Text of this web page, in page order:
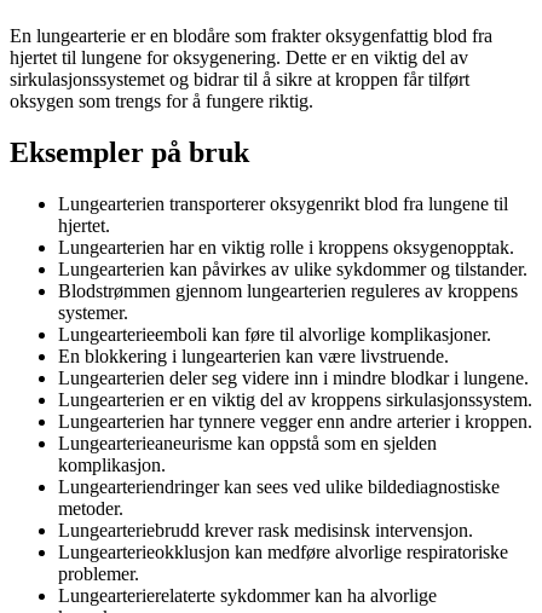
En lungearterie er en blodåre som frakter oksygenfattig blod fra
hjertet til lungene for oksygenering. Dette er en viktig del av
sirkulasjonssystemet og bidrar til å sikre at kroppen får tilført
oksygen som trengs for å fungere riktig.
Eksempler på bruk
Lungearterien transporterer oksygenrikt blod fra lungene til
hjertet.
Lungearterien har en viktig rolle i kroppens oksygenopptak.
Lungearterien kan påvirkes av ulike sykdommer og tilstander.
Blodstrømmen gjennom lungearterien reguleres av kroppens
systemer.
Lungearterieemboli kan føre til alvorlige komplikasjoner.
En blokkering i lungearterien kan være livstruende.
Lungearterien deler seg videre inn i mindre blodkar i lungene.
Lungearterien er en viktig del av kroppens sirkulasjonssystem.
Lungearterien har tynnere vegger enn andre arterier i kroppen.
Lungearterieaneurisme kan oppstå som en sjelden
komplikasjon.
Lungearteriendringer kan sees ved ulike bildediagnostiske
metoder.
Lungearteriebrudd krever rask medisinsk intervensjon.
Lungearterieokklusjon kan medføre alvorlige respiratoriske
problemer.
Lungearterierelaterte sykdommer kan ha alvorlige